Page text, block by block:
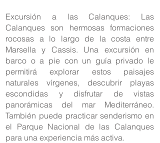
Excursión a las Calanques: Las
Calanques son hermosas formaciones
rocosas a lo largo de la costa entre
Marsella y Cassis. Una excursión en
barco o a pie con un guía privado le
permitirá explorar estos paisajes
naturales vírgenes, descubrir playas
escondidas y disfrutar de vistas
panorámicas del mar Mediterráneo.
También puede practicar senderismo en
el Parque Nacional de las Calanques
para una experiencia más activa.